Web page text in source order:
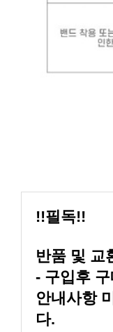
!!필독!!
반품 및 교
다.